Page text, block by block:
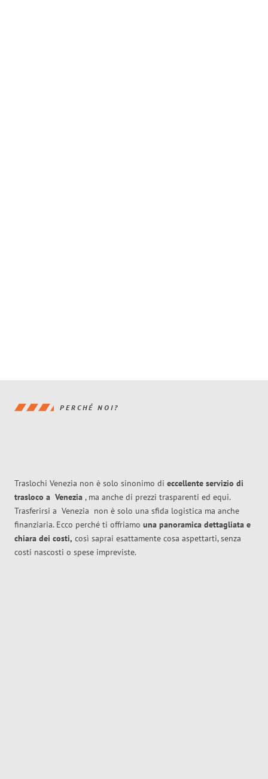
PERCHÉ NOI?
Traslochi Venezia non è solo sinonimo di eccellente servizio di
trasloco a Venezia , ma anche di prezzi trasparenti ed equi.
Trasferirsi a Venezia non è solo una sfida logistica ma anche
finanziaria. Ecco perché ti offriamo una panoramica dettagliata e
chiara dei costi, così saprai esattamente cosa aspettarti, senza
costi nascosti o spese impreviste.